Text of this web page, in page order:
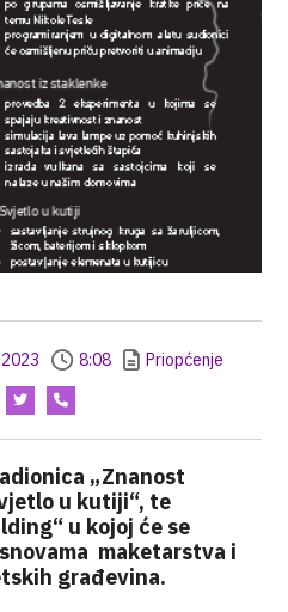
8:08 Priopćenje
„Znanost
u kutiji“, te
u kojoj će se
maketarstva i
građevina.